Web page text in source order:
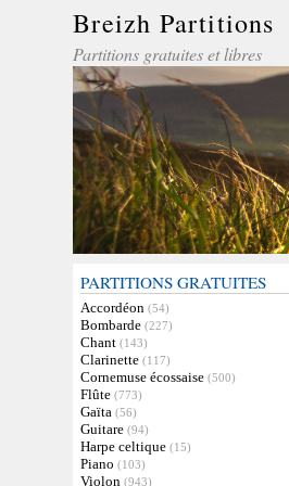
Breizh Partitions
Partitions gratuites et libres
PARTITIONS GRATUITES
Accordéon (54)
Bombarde (227)
Chant (143)
Clarinette (117)
Cornemuse écossaise (500)
Flûte (773)
Gaïta (56)
Guitare (94)
Harpe celtique (15)
Piano (103)
Violon (943)